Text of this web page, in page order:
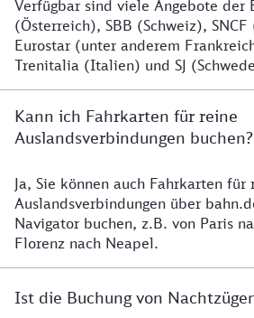
Welche Angebote kann ich
Verfügbar sind viele Angebote der
(Österreich), SBB (Schweiz),
Eurostar (unter anderem
Trenitalia (Italien) und SJ
Kann ich Fahrkarten für reine
Auslandsverbindungen buchen?
Kann ich Fahrkarten für reine
Ja, Sie können auch Fahrkarten für
Auslandsverbindungen über
Navigator buchen, z.B. von Paris
Florenz nach Neapel.
Ist die Buchung von